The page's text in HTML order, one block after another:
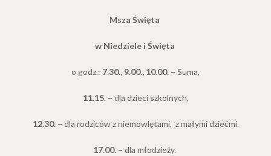
Msza Święta
w Niedziele i Święta
o godz.: 7.30., 9.00., 10.00. – Suma,
11.15. – dla dzieci szkolnych,
12.30. – dla rodziców z niemowlętami, z małymi dziećmi.
17.00. – dla młodzieży.